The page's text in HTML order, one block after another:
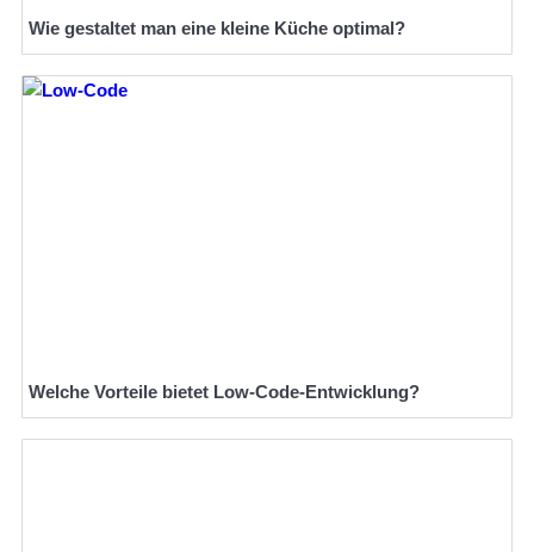
Wie gestaltet man eine kleine Küche optimal?
Welche Vorteile bietet Low-Code-Entwicklung?